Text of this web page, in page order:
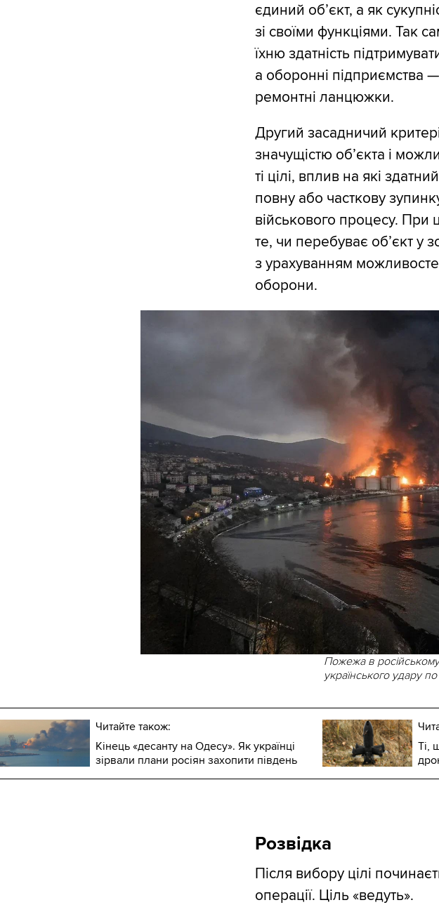
єдиний об’єкт, а як
зі своїми функціями. Так
їхню здатність
а оборонні підприємства
ремонтні ланцюжки.
Другий засадничий
значущістю об’єкта і
ті цілі, вплив на які
повну або часткову
військового процесу. При
те, чи перебуває об’єкт у
з урахуванням
оборони.
Пожежа в
українського удару
Читайте також:
Кінець «десанту на Одесу». Як українці
зірвали плани росіян захопити південь
Ті,
Розвідка
Після вибору цілі
операції. Ціль «ведуть».